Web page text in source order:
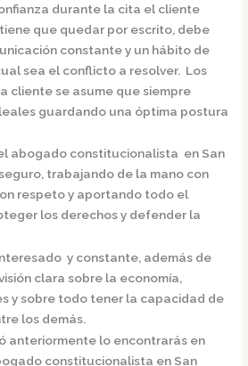
durante la cita el cliente
que quedar por escrito, debe
constante y un hábito de
sea el conflicto a resolver. Los
cliente se asume que siempre
guardando una óptima postura
abogado constitucionalista en San
trabajando de la mano con
respeto y aportando todo el
los derechos y defender la
y constante, además de
clara sobre la economía,
y sobre todo tener la capacidad de
los demás.
anteriormente lo encontrarás en
constitucionalista en San